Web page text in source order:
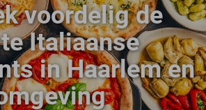
Ontdek 15.000+ deals
voordelig de
Italiaanse
in Haarlem en